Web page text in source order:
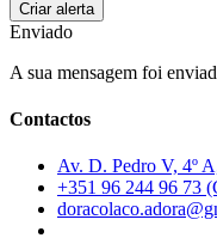
Enviado
A sua mensagem foi
Contactos
Av. D. Pedro V, 4º
+351 96 244 96 73